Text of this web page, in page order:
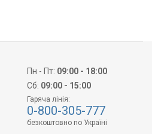
Пн - Пт: 09:00 - 18:00
Сб: 09:00 - 15:00
Гаряча лінія:
0-800-305-777
безкоштовно по Україні